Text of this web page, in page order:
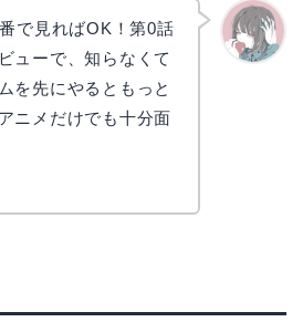
で見ればOK！第0話
ューで、知らなくて
を先にやるともっと
ニメだけでも十分面